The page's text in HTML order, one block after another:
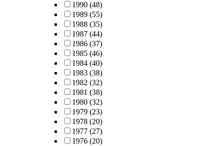
1990 (48)
1989 (55)
1988 (35)
1987 (44)
1986 (37)
1985 (46)
1984 (40)
1983 (38)
1982 (32)
1981 (38)
1980 (32)
1979 (23)
1978 (20)
1977 (27)
1976 (20)